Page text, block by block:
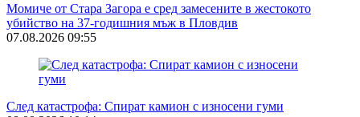
Момиче от Стара Загора е сред замесените в жестокото
убийство на 37-годишния мъж в Пловдив
07.08.2026 09:55
След катастрофа: Спират камион с износени гуми